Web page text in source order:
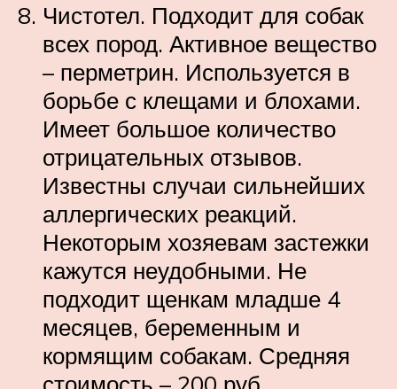
Чистотел. Подходит для собак
всех пород. Активное вещество
– перметрин. Используется в
борьбе с клещами и блохами.
Имеет большое количество
отрицательных отзывов.
Известны случаи сильнейших
аллергических реакций.
Некоторым хозяевам застежки
кажутся неудобными. Не
подходит щенкам младше 4
месяцев, беременным и
кормящим собакам. Средняя